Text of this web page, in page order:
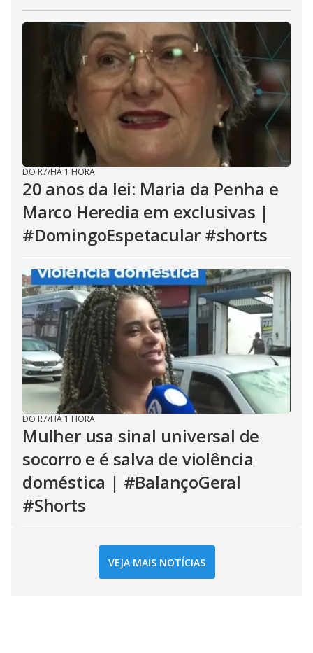
DO R7/HÁ 1 HORA
20 anos da lei: Maria da Penha e
Marco Heredia em exclusivas |
#DomingoEspetacular #shorts
DO R7/HÁ 1 HORA
Mulher usa sinal universal de
socorro e é salva de violência
doméstica | #BalançoGeral
#Shorts
VEJA MAIS NOTÍCIAS